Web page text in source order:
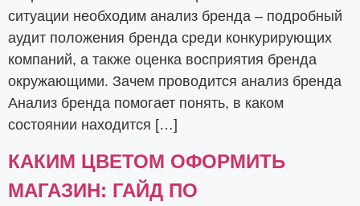
ситуации необходим анализ бренда – подробный
аудит положения бренда среди конкурирующих
компаний, а также оценка восприятия бренда
окружающими. Зачем проводится анализ бренда
Анализ бренда помогает понять, в каком
состоянии находится […]
КАКИМ ЦВЕТОМ ОФОРМИТЬ
МАГАЗИН: ГАЙД ПО